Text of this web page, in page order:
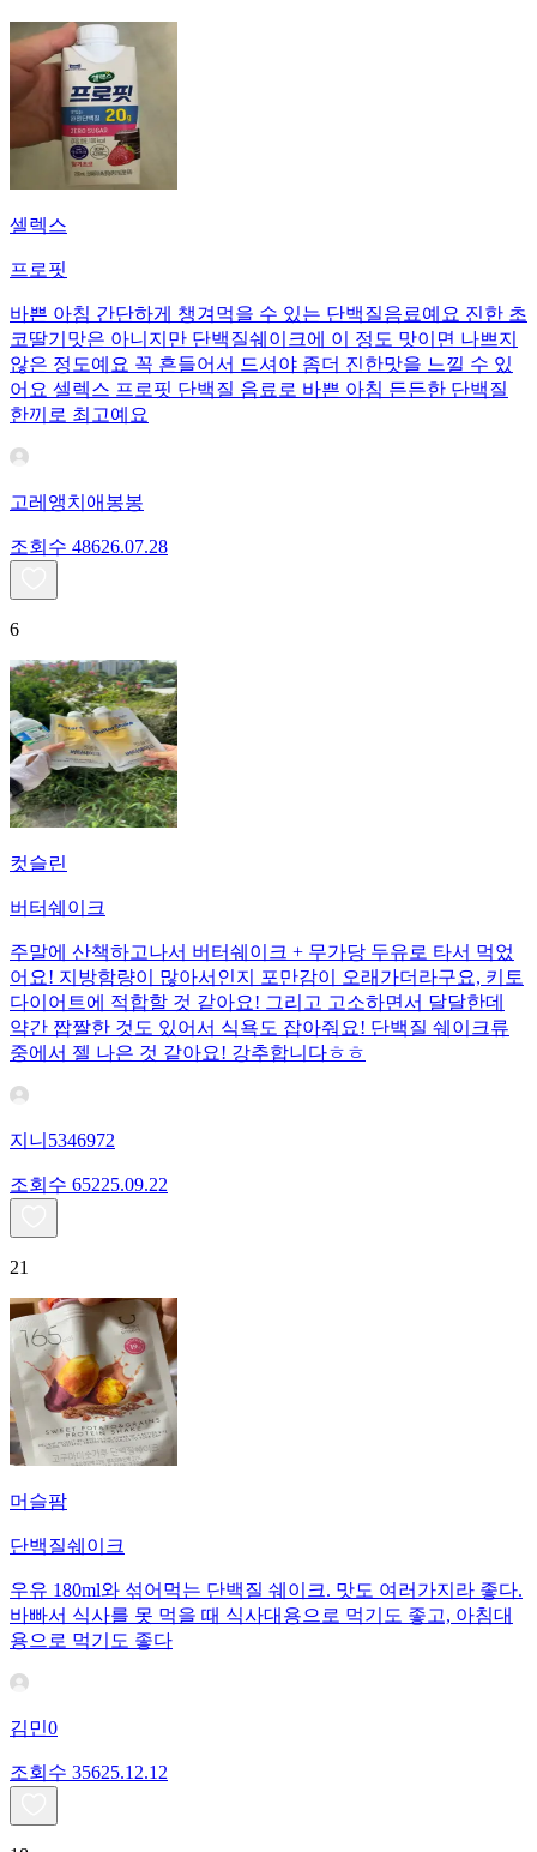
셀렉스
프로핏
바쁜 아침 간단하게 챙겨먹을 수 있는 단백질음료예요 진한 초
코딸기맛은 아니지만 단백질쉐이크에 이 정도 맛이면 나쁘지
않은 정도예요 꼭 흔들어서 드셔야 좀더 진한맛을 느낄 수 있
어요 셀렉스 프로핏 단백질 음료로 바쁜 아침 든든한 단백질
한끼로 최고예요
고레앵치애봉봉
조회수 48626.07.28
6
컷슬린
버터쉐이크
주말에 산책하고나서 버터쉐이크 + 무가당 두유로 타서 먹었
어요! 지방함량이 많아서인지 포만감이 오래가더라구요, 키토
다이어트에 적합할 것 같아요! 그리고 고소하면서 달달한데
약간 짭짤한 것도 있어서 식욕도 잡아줘요! 단백질 쉐이크류
중에서 젤 나은 것 같아요! 강추합니다ㅎㅎ
지니5346972
조회수 65225.09.22
21
머슬팜
단백질쉐이크
우유 180ml와 섞어먹는 단백질 쉐이크. 맛도 여러가지라 좋다.
바빠서 식사를 못 먹을 때 식사대용으로 먹기도 좋고, 아침대
용으로 먹기도 좋다
김민0
조회수 35625.12.12